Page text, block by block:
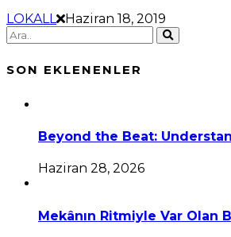
LOKALL Haziran 18, 2019
SON EKLENENLER
Beyond the Beat:
Haziran 28, 2026
Mekânın Ritmiyle Var Olan